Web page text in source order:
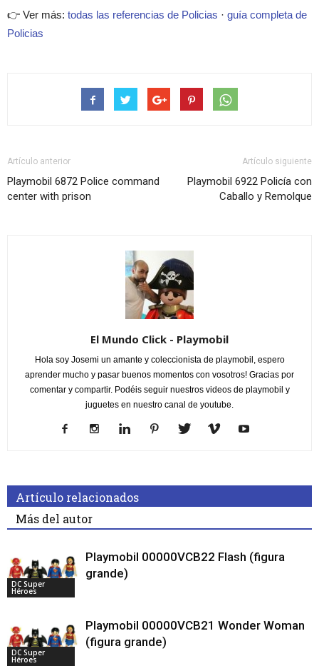
👉 Ver más: todas las referencias de Policias · guía completa de
Policias
Artículo anterior
Playmobil 6872 Police command
center with prison
Artículo siguiente
Playmobil 6922 Policía con
Caballo y Remolque
El Mundo Click - Playmobil
Hola soy Josemi un amante y coleccionista de playmobil, espero
aprender mucho y pasar buenos momentos con vosotros! Gracias por
comentar y compartir. Podéis seguir nuestros videos de playmobil y
juguetes en nuestro canal de youtube.
Artículo relacionados
Más del autor
DC Super
Héroes
Playmobil 00000VCB22 Flash (figura
grande)
DC Super
Héroes
Playmobil 00000VCB21 Wonder Woman
(figura grande)